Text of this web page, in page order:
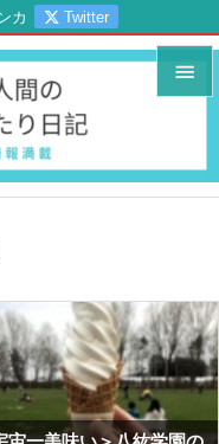



次へ

カ
Twitter
Feedly